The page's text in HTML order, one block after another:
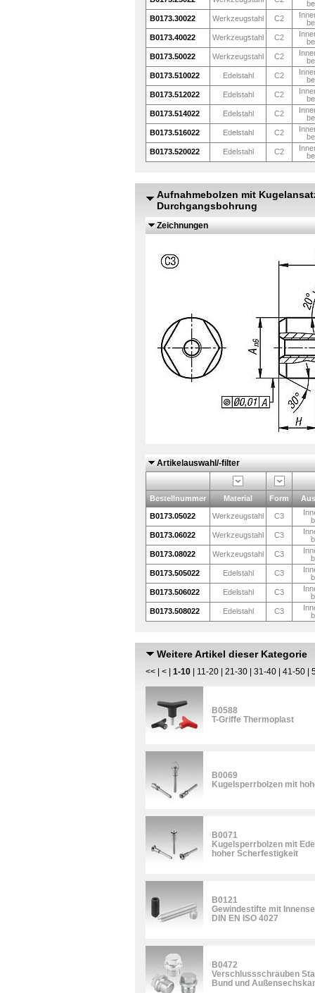
B0173.30022
Werkzeugstahl C2
B0173.40022
Werkzeugstahl C2
B0173.50022
Werkzeugstahl C2
B0173.510022
Edelstahl C2
B0173.512022
Edelstahl C2
B0173.514022
Edelstahl C2
B0173.516022
Edelstahl C2
B0173.520022
Edelstahl C2
Aufnahmebolzen mit
Durchgangsbohrung
Zeichnungen
Artikelauswahl/-filter
Bestellnummer Material Form
B0173.05022 Werkzeugstahl C3
B0173.06022
Werkzeugstahl C3
B0173.08022
Werkzeugstahl C3
B0173.505022
Edelstahl C3
B0173.506022
Edelstahl C3
B0173.508022
Edelstahl C3
Weitere Artikel dieser Kategorie
<< < 1-10 11-20 21-30 31-40 41-50
B0588
T-Griffe Thermoplast
B0069
Kugelsperrbolzen mit
B0071
Kugelsperrbolzen mit
hoher Scherfestigkeit
B0121
Gewindestifte mit
DIN EN ISO 4027
B0472
Verschlussschrauben
Bund und